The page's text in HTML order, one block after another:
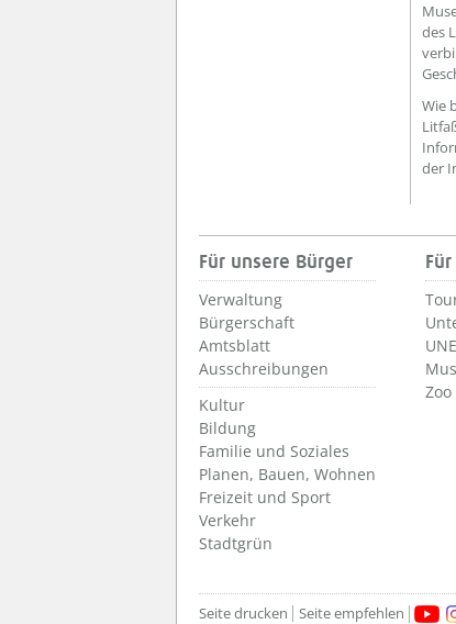
des
Wie
der
Für unsere Bürger
Verwaltung
Bürgerschaft
Amtsblatt
Ausschreibungen
Kultur
Bildung
Familie und Soziales
Planen, Bauen, Wohnen
Freizeit und Sport
Verkehr
Stadtgrün
Seite drucken Seite empfehlen